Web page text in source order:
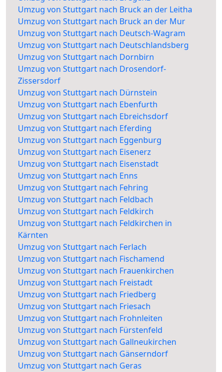
Umzug von Stuttgart nach Bruck an der Leitha
Umzug von Stuttgart nach Bruck an der Mur
Umzug von Stuttgart nach Deutsch-Wagram
Umzug von Stuttgart nach Deutschlandsberg
Umzug von Stuttgart nach Dornbirn
Umzug von Stuttgart nach Drosendorf-
Zissersdorf
Umzug von Stuttgart nach Dürnstein
Umzug von Stuttgart nach Ebenfurth
Umzug von Stuttgart nach Ebreichsdorf
Umzug von Stuttgart nach Eferding
Umzug von Stuttgart nach Eggenburg
Umzug von Stuttgart nach Eisenerz
Umzug von Stuttgart nach Eisenstadt
Umzug von Stuttgart nach Enns
Umzug von Stuttgart nach Fehring
Umzug von Stuttgart nach Feldbach
Umzug von Stuttgart nach Feldkirch
Umzug von Stuttgart nach Feldkirchen in
Kärnten
Umzug von Stuttgart nach Ferlach
Umzug von Stuttgart nach Fischamend
Umzug von Stuttgart nach Frauenkirchen
Umzug von Stuttgart nach Freistadt
Umzug von Stuttgart nach Friedberg
Umzug von Stuttgart nach Friesach
Umzug von Stuttgart nach Frohnleiten
Umzug von Stuttgart nach Fürstenfeld
Umzug von Stuttgart nach Gallneukirchen
Umzug von Stuttgart nach Gänserndorf
Umzug von Stuttgart nach Geras